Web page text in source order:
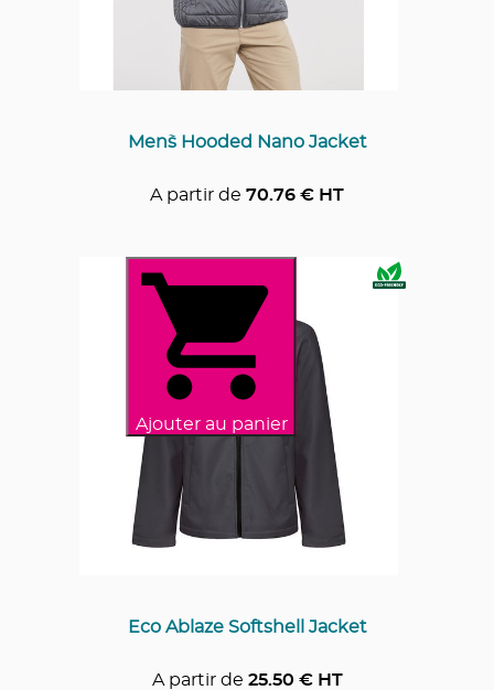
Men`s Hooded Nano Jacket
A partir de 70.76 € HT
Ajouter au panier
Eco Ablaze Softshell Jacket
A partir de 25.50 € HT